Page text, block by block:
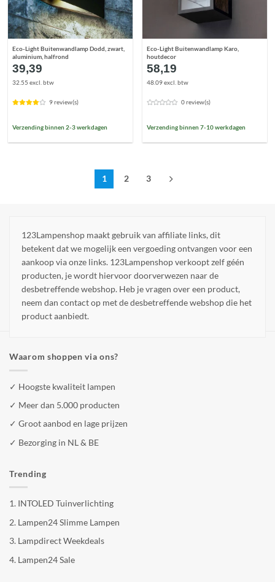
Eco-Light Buitenwandlamp Dodd, zwart,
aluminium, halfrond
39,39
32.55 excl. btw
9 review(s)
Verzending binnen 2-3 werkdagen
Eco-Light Buitenwandlamp Karo,
houtdecor
58,19
48.09 excl. btw
0 review(s)
Verzending binnen 7-10 werkdagen
1 2 3
123Lampenshop maakt gebruik van affiliate links, dit
betekent dat we mogelijk een vergoeding ontvangen voor een
aankoop via onze links. 123Lampenshop verkoopt zelf géén
producten, je wordt hiervoor doorverwezen naar de
desbetreffende webshop. Heb je vragen over een product,
neem dan contact op met de desbetreffende webshop die het
product aanbiedt.
Waarom shoppen via ons?
✓ Hoogste kwaliteit lampen
✓ Meer dan 5.000 producten
✓ Groot aanbod en lage prijzen
✓ Bezorging in NL & BE
Trending
1. INTOLED Tuinverlichting
2. Lampen24 Slimme Lampen
3. Lampdirect Weekdeals
4. Lampen24 Sale